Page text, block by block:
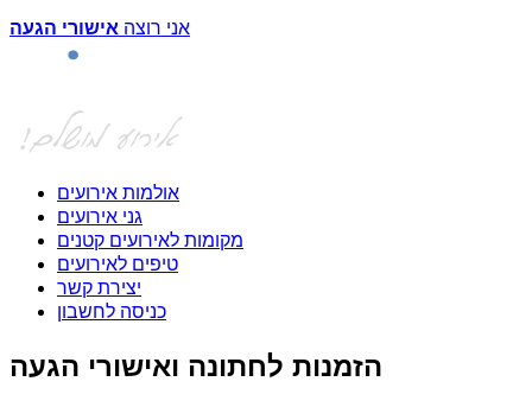
אני רוצה אישורי הגעה
אולמות אירועים
גני אירועים
מקומות לאירועים קטנים
טיפים לאירועים
יצירת קשר
כניסה לחשבון
הזמנות לחתונה ואישורי הגעה